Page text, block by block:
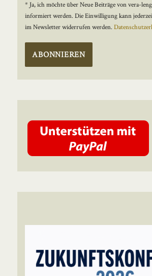
* Ja, ich möchte über Neue Beiträge von vera-
informiert werden. Die Einwilligung kann
im Newsletter widerrufen werden.